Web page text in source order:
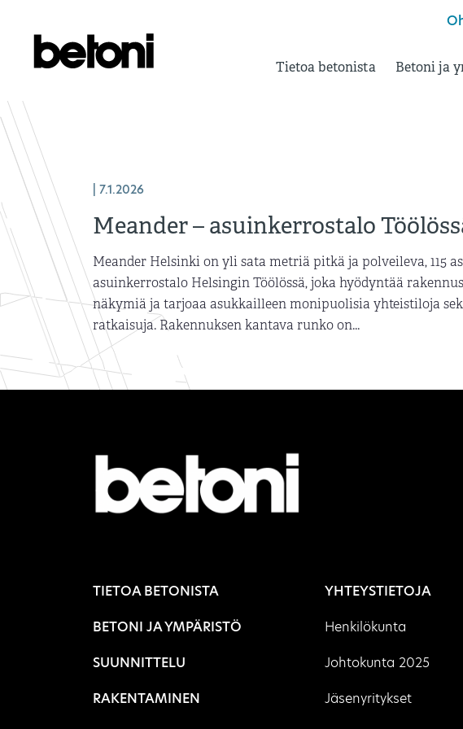
Tietoa betonista Betoni ja
| 7.1.2026
Meander – asuinkerrostalo
Meander Helsinki on yli sata metriä pitkä ja polveileva, 115
asuinkerrostalo Helsingin Töölössä, joka hyödyntää
näkymiä ja tarjoaa asukkailleen monipuolisia yhteistiloja
ratkaisuja. Rakennuksen kantava runko on...
TIETOA BETONISTA
BETONI JA YMPÄRISTÖ
SUUNNITTELU
RAKENTAMINEN
YHTEYSTIETOJA
Henkilökunta
Johtokunta 2025
Jäsenyritykset